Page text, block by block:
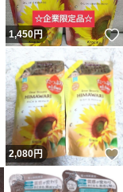
いいね！
1,450円
いいね！
2,080円